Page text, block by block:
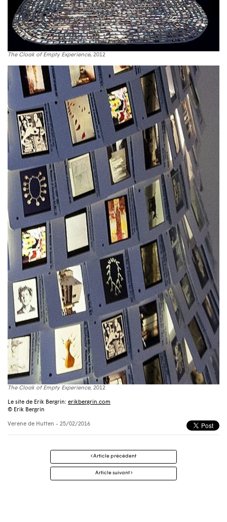
The Cloak of Empty Experience, 2012
The Cloak of Empty Experience, 2012
Le site de Erik Bergrin: erikbergrin.com
© Erik Bergrin
Verene de Hutten - 25/02/2016
Navigation
Article précédent
Article suivant